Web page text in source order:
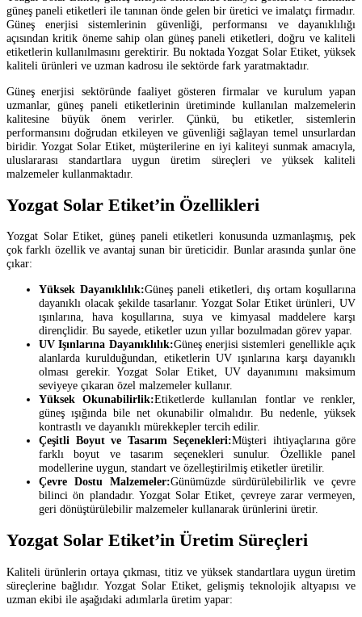
güneş paneli etiketleri ile tanınan önde gelen bir üretici ve imalatçı firmadır.
Güneş enerjisi sistemlerinin güvenliği, performansı ve dayanıklılığı
açısından kritik öneme sahip olan güneş paneli etiketleri, doğru ve kaliteli
etiketlerin kullanılmasını gerektirir. Bu noktada Yozgat Solar Etiket, yüksek
kaliteli ürünleri ve uzman kadrosu ile sektörde fark yaratmaktadır.
Güneş enerjisi sektöründe faaliyet gösteren firmalar ve kurulum yapan
uzmanlar, güneş paneli etiketlerinin üretiminde kullanılan malzemelerin
kalitesine büyük önem verirler. Çünkü, bu etiketler, sistemlerin
performansını doğrudan etkileyen ve güvenliği sağlayan temel unsurlardan
biridir. Yozgat Solar Etiket, müşterilerine en iyi kaliteyi sunmak amacıyla,
uluslararası standartlara uygun üretim süreçleri ve yüksek kaliteli
malzemeler kullanmaktadır.
Yozgat Solar Etiket’in Özellikleri
Yozgat Solar Etiket, güneş paneli etiketleri konusunda uzmanlaşmış, pek
çok farklı özellik ve avantaj sunan bir üreticidir. Bunlar arasında şunlar öne
çıkar:
Yüksek Dayanıklılık:Güneş paneli etiketleri, dış ortam koşullarına
dayanıklı olacak şekilde tasarlanır. Yozgat Solar Etiket ürünleri, UV
ışınlarına, hava koşullarına, suya ve kimyasal maddelere karşı
dirençlidir. Bu sayede, etiketler uzun yıllar bozulmadan görev yapar.
UV Işınlarına Dayanıklılık:Güneş enerjisi sistemleri genellikle açık
alanlarda kurulduğundan, etiketlerin UV ışınlarına karşı dayanıklı
olması gerekir. Yozgat Solar Etiket, UV dayanımını maksimum
seviyeye çıkaran özel malzemeler kullanır.
Yüksek Okunabilirlik:Etiketlerde kullanılan fontlar ve renkler,
güneş ışığında bile net okunabilir olmalıdır. Bu nedenle, yüksek
kontrastlı ve dayanıklı mürekkepler tercih edilir.
Çeşitli Boyut ve Tasarım Seçenekleri:Müşteri ihtiyaçlarına göre
farklı boyut ve tasarım seçenekleri sunulur. Özellikle panel
modellerine uygun, standart ve özelleştirilmiş etiketler üretilir.
Çevre Dostu Malzemeler:Günümüzde sürdürülebilirlik ve çevre
bilinci ön plandadır. Yozgat Solar Etiket, çevreye zarar vermeyen,
geri dönüştürülebilir malzemeler kullanarak ürünlerini üretir.
Yozgat Solar Etiket’in Üretim Süreçleri
Kaliteli ürünlerin ortaya çıkması, titiz ve yüksek standartlara uygun üretim
süreçlerine bağlıdır. Yozgat Solar Etiket, gelişmiş teknolojik altyapısı ve
uzman ekibi ile aşağıdaki adımlarla üretim yapar: